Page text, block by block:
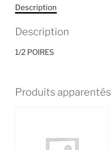
Description
Description
1/2 POIRES
Produits apparentés